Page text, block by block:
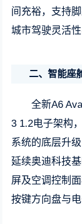
间充裕，支持
城市驾驶灵活性
二、智能座
全新A6
3 1.2电子架构
系统的底层升
延续奥迪科技
屏及空调控制
按键方向盘与